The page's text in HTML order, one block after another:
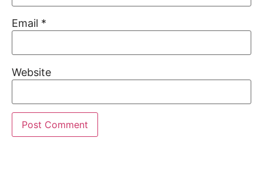
Email *
Website